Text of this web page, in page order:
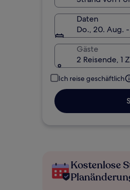
Daten
Do., 20. Aug. -
Gäste
2 Reisende, 1
Ich reise geschäftlich
Kostenlose